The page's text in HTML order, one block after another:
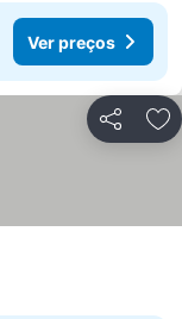
Ver preços
Partilhar